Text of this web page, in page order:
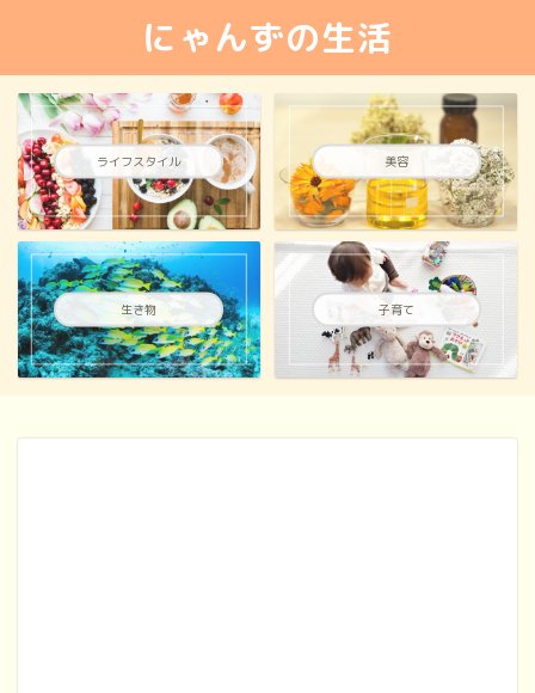
にゃんずの生活
ライフスタイル 美容
生き物 子育て